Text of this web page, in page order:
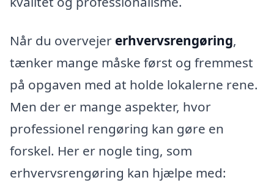
Når du overvejer erhvervsrengøring,
tænker mange måske først og fremmest
på opgaven med at holde lokalerne rene.
Men der er mange aspekter, hvor
professionel rengøring kan gøre en
forskel. Her er nogle ting, som
erhvervsrengøring kan hjælpe med: